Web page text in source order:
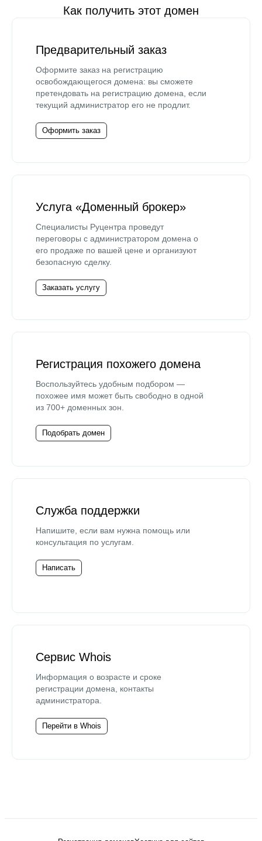
Как получить этот домен
Предварительный заказ
Оформите заказ на регистрацию
освобождающегося домена: вы сможете
претендовать на регистрацию домена, если
текущий администратор его не продлит.
Оформить заказ
Услуга «Доменный брокер»
Специалисты Руцентра проведут
переговоры с администратором домена о
его продаже по вашей цене и организуют
безопасную сделку.
Заказать услугу
Регистрация похожего домена
Воспользуйтесь удобным подбором —
похожее имя может быть свободно в одной
из 700+ доменных зон.
Подобрать домен
Служба поддержки
Напишите, если вам нужна помощь или
консультация по услугам.
Написать
Сервис Whois
Информация о возрасте и сроке
регистрации домена, контакты
администратора.
Перейти в Whois